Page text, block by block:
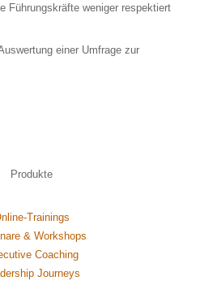
Führungskräfte weniger respektiert
einer Umfrage zur
Produkte
Trainings
& Workshops
Coaching
Journeys